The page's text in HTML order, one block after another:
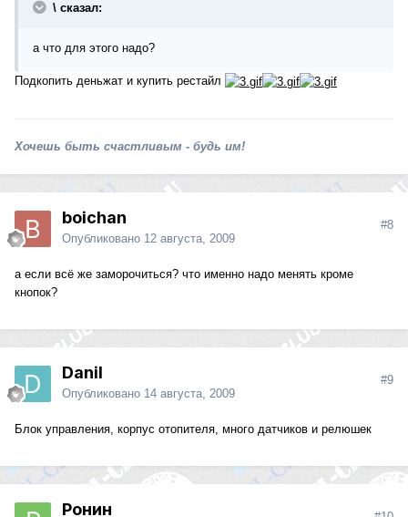
\ сказал:
а что для этого надо?
Подкопить деньжат и купить рестайл
Хочешь быть счастливым - будь им!
boichan
Опубликовано 12 августа, 2009
#8
а если всё же заморочиться? что именно надо менять кроме
кнопок?
Danil
Опубликовано 14 августа, 2009
#9
Блок управления, корпус отопителя, много датчиков и релюшек
Ронин